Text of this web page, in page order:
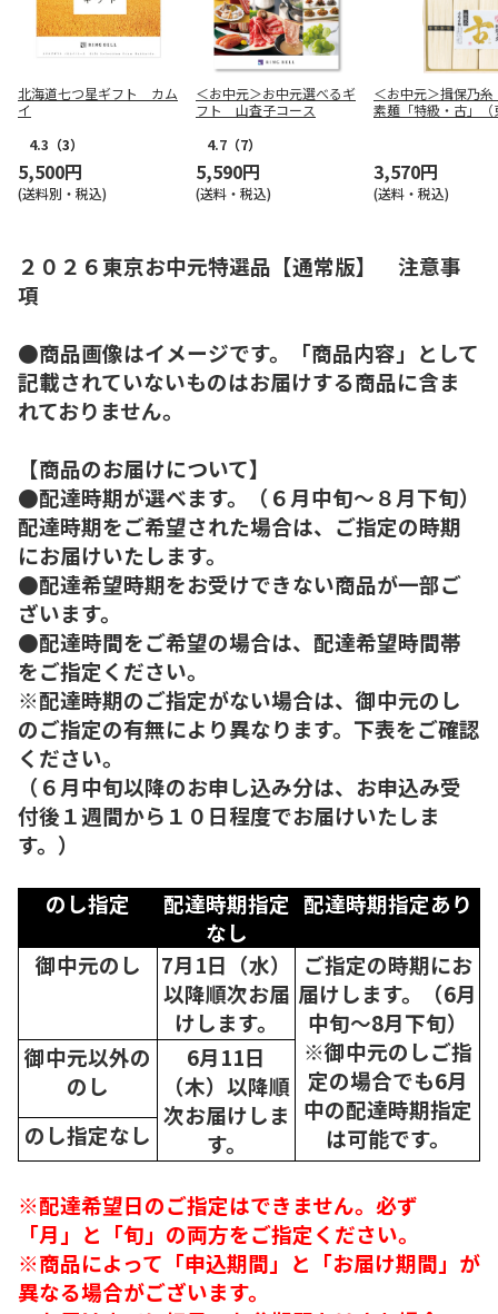
北海道七つ星ギフト カム
イ
4.3 （3）
5,500円
(送料別・税込)
＜お中元＞お中元選べるギ
フト 山査子コース
4.7 （7）
5,590円
(送料・税込)
＜お中元＞揖保乃
素麺「特級・古」（
3,570円
(送料・税込)
２０２６東京お中元特選品【通常版】 注意事
項
●商品画像はイメージです。「商品内容」として
記載されていないものはお届けする商品に含ま
れておりません。
【商品のお届けについて】
●配達時期が選べます。（６月中旬～８月下旬）
配達時期をご希望された場合は、ご指定の時期
にお届けいたします。
●配達希望時期をお受けできない商品が一部ご
ざいます。
●配達時間をご希望の場合は、配達希望時間帯
をご指定ください。
※配達時期のご指定がない場合は、御中元のし
のご指定の有無により異なります。下表をご確認
ください。
（６月中旬以降のお申し込み分は、お申込み受
付後１週間から１０日程度でお届けいたしま
す。）
のし指定
配達時期指定
なし
配達時期指定あり
御中元のし
7月1日（水）
以降順次お届
けします。
ご指定の時期にお
届けします。（6月
中旬～8月下旬）
※御中元のしご指
定の場合でも6月
中の配達時期指定
は可能です。
御中元以外の
のし
6月11日
（木）以降順
次お届けしま
す。
のし指定なし
※配達希望日のご指定はできません。必ず
「月」と「旬」の両方をご指定ください。
※商品によって「申込期間」と「お届け期間」が
異なる場合がございます。